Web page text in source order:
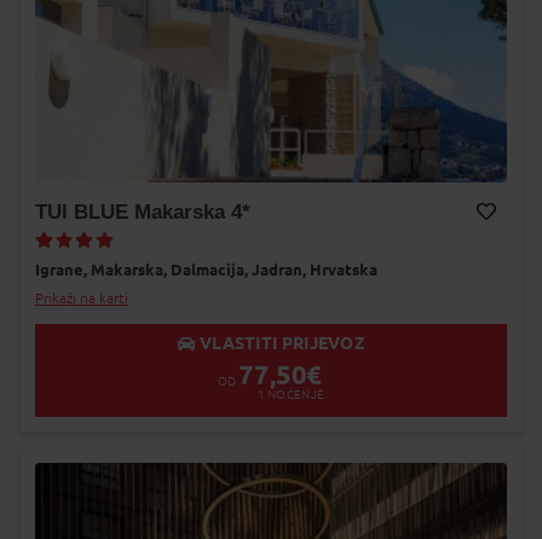
TUI BLUE Makarska 4*
Igrane, Makarska, Dalmacija, Jadran, Hrvatska
Prikaži na karti
VLASTITI PRIJEVOZ
OD 77,50€
1 NOĆENJE